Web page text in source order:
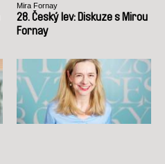
Mira Fornay
28. Český lev: Diskuze s Mirou
Fornay